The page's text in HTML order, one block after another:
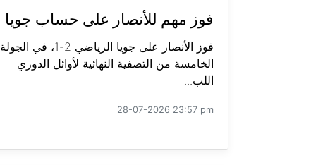
فوز مهم للأنصار على حساب جويا
فوز الأنصار على جويا الرياضي 2-1، في الجولة
الخامسة من التصفية النهائية لأوائل الدوري
اللب...
28-07-2026 23:57 pm